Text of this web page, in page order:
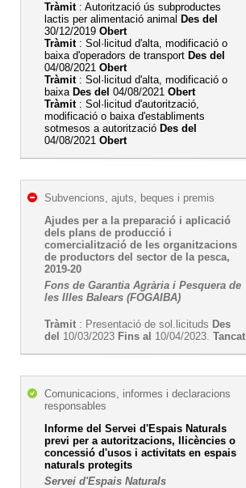
Tràmit: Autorització ús subproductes
lactis per alimentació animal Des del
30/12/2019 Obert
Tràmit: Sol·licitud d'alta, modificació o
baixa d'operadors de transport Des del
04/08/2021 Obert
Tràmit: Sol·licitud d'alta, modificació o
baixa Des del 04/08/2021 Obert
Tràmit: Sol·licitud d'autorització,
modificació o baixa d'establiments
sotmesos a autorització Des del
04/08/2021 Obert
Subvencions, ajuts, beques i premis
Ajudes per a la preparació i aplicació
dels plans de producció i
comercialització de les organitzacions
de productors del sector de la pesca,
2019-20
Fons de Garantia Agrària i Pesquera de
les Illes Balears (FOGAIBA)
Tràmit : Presentació de sol.licituds Des
del 10/03/2023 Fins al 10/04/2023. Tancat
Comunicacions, informes i declaracions
responsables
Informe del Servei d'Espais Naturals
previ per a autoritzacions, llicències o
concessió d'usos i activitats en espais
naturals protegits
Servei d'Espais Naturals